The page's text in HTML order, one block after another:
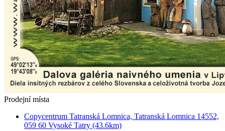
Prodejní místa
Copycentrum Tatranská Lomnica, Tatranská Lomnica 14552,
059 60 Vysoké Tatry (43.6km)